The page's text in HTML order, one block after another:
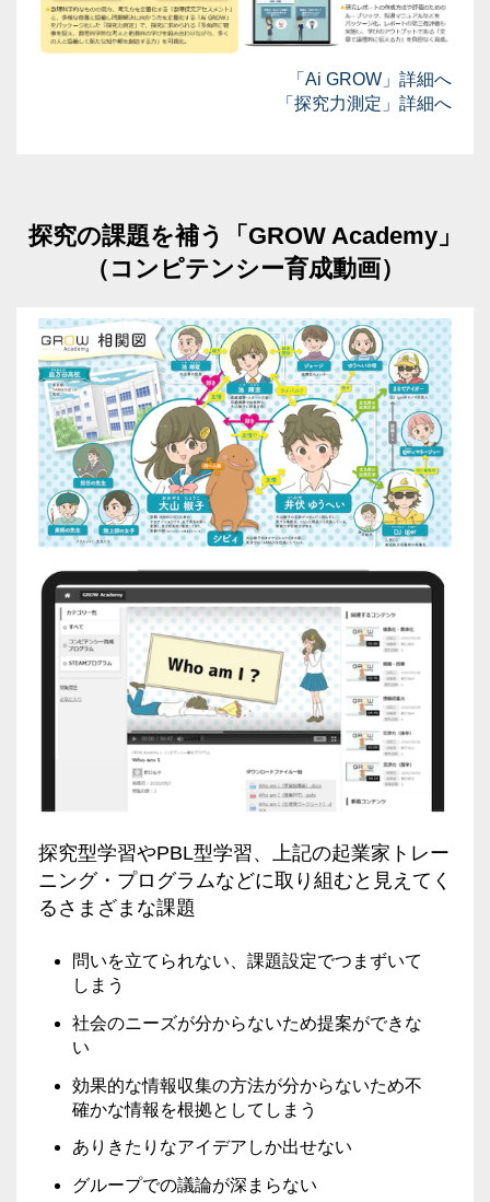
「Ai GROW」詳細へ
「探究力測定」詳細へ
探究の課題を補う「GROW Academy」
（コンピテンシー育成動画）
探究型学習やPBL型学習、上記の起業家トレー
ニング・プログラムなどに取り組むと見えてく
るさまざまな課題
問いを立てられない、課題設定でつまずいて
しまう
社会のニーズが分からないため提案ができな
い
効果的な情報収集の方法が分からないため不
確かな情報を根拠としてしまう
ありきたりなアイデアしか出せない
グループでの議論が深まらない